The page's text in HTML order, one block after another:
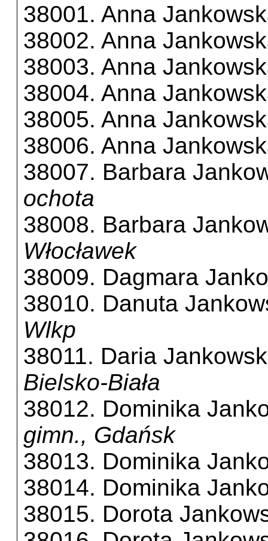
38001. Anna
38002. Anna
38003. Anna
38004. Anna
38005. Anna
38006. Anna
38007. Barbara
ochota
38008. Barbara
Włocławek
38009. Dagmara
38010. Danuta
Wlkp
38011. Daria
Bielsko-Biała
38012. Dominika
gimn., Gdańsk
38013. Dominika
38014. Dominika
38015. Dorota